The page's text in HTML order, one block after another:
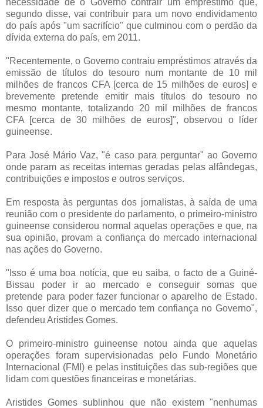
segundo disse, vai contribuir para um novo endividamento
do país após "um sacrifício" que culminou com o perdão da
dívida externa do país, em 2011.
"Recentemente, o Governo contraiu empréstimos através da
emissão de títulos do tesouro num montante de 10 mil
milhões de francos CFA [cerca de 15 milhões de euros] e
brevemente pretende emitir mais títulos do tesouro no
mesmo montante, totalizando 20 mil milhões de francos
CFA [cerca de 30 milhões de euros]", observou o líder
guineense.
Para José Mário Vaz, "é caso para perguntar" ao Governo
onde param as receitas internas geradas pelas alfândegas,
contribuições e impostos e outros serviços.
Em resposta às perguntas dos jornalistas, à saída de uma
reunião com o presidente do parlamento, o primeiro-ministro
guineense considerou normal aquelas operações e que, na
sua opinião, provam a confiança do mercado internacional
nas ações do Governo.
"Isso é uma boa notícia, que eu saiba, o facto de a Guiné-
Bissau poder ir ao mercado e conseguir somas que
pretende para poder fazer funcionar o aparelho de Estado.
Isso quer dizer que o mercado tem confiança no Governo",
defendeu Aristides Gomes.
O primeiro-ministro guineense notou ainda que aquelas
operações foram supervisionadas pelo Fundo Monetário
Internacional (FMI) e pelas instituições das sub-regiões que
lidam com questões financeiras e monetárias.
Aristides Gomes sublinhou que não existem "nenhumas